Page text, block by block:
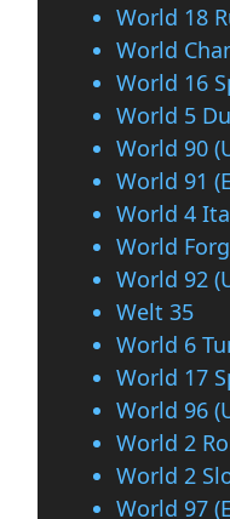
World 18
World
World 16
World 5
World 90
World 91
World 4
World
World 92
Welt 35
World 6
World 17
World 96
World 2
World 2
World 97